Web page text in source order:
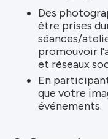
Des
être prises
séances/
promouvoir
et réseaux
En
que votre
événements.